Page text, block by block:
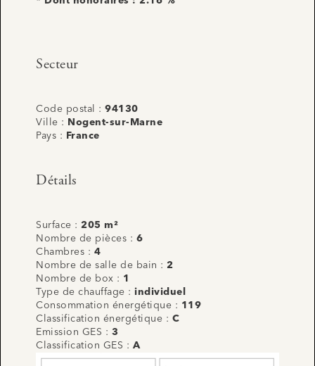
Secteur
Code postal : 94130
Ville :
Nogent-sur-Marne
Pays :
France
Détails
Surface : 205 m²
Nombre de pièces : 6
Chambres : 4
Nombre de salle de bain : 2
Nombre de box : 1
Type de chauffage : individuel
Consommation énergétique : 119
Classification énergétique : C
Emission GES : 3
Classification GES : A